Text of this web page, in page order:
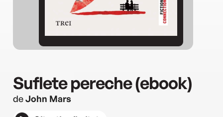
Suflete pereche (ebook)
deJohn Mars